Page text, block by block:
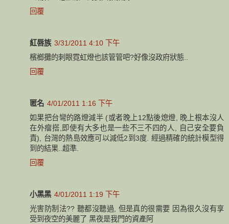
回覆
紅唇族 3/31/2011 4:10 下午
檳榔攤的刺眼霓虹燈也該管管吧?好像沒政府狀態..
回覆
匿名 4/01/2011 1:16 下午
如果把台彎的路燈減半 (或者晚上12點後熄燈, 晚上根本沒人
在外瘤搭,即使有大多也是一些不三不四的人, 自己安全要負
責), 台灣的熱島效應可以減低2到3度. 經過精確的統計模型得
到的結果..超準.
回覆
小黑黑 4/01/2011 1:19 下午
光害防制法?? 聽都沒聽過, 但是真的很需要 因為很久沒有享
受到夜空的美麗了 黑夜是我門的資產阿